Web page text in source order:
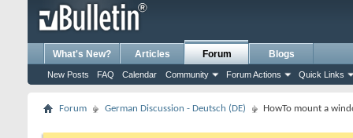
What's New? Articles Forum
New Posts FAQ Calendar Community Forum Actions Quick Links
Blogs
Forum German Discussion - Deutsch (DE) HowTo mount a